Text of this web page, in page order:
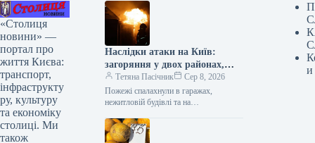
«Столиця
новини» —
портал про
життя Києва:
транспорт,
інфраструкту
ру, культуру
та економіку
столиці. Ми
також
Наслідки атаки на Київ:
загоряння у двох районах,
одна людина загинула, є
постраждалі (оновлено)
Тетяна Пасічник
Сер 8, 2026
Пожежі спалахнули в гаражах,
нежитловій будівлі та на
російського нападу на Київ у ніч на 8
серпня…
и